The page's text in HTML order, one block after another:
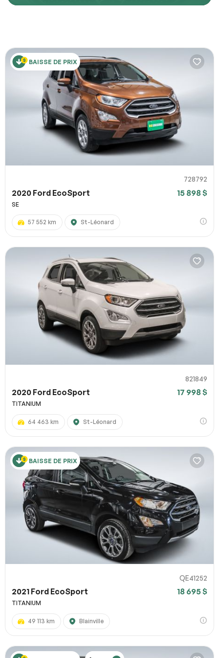
BAISSE DE PRIX
728792
2020 Ford EcoSport 15 898 $
SE
57 552 km St-Léonard
821849
2020 Ford EcoSport 17 998 $
TITANIUM
64 463 km St-Léonard
BAISSE DE PRIX
QE41252
2021 Ford EcoSport 18 695 $
TITANIUM
49 113 km Blainville
100% SÉCURITAIRE
Soumettre
URL de la page
URL de capture d`écran
Partagez un lien vers une capture d`écran ou une vidéo
illustrant le problème (facultatif). Vous pouvez importer
votre fichier sur des services comme Google Drive,
Dropbox, Imgur ou OneDrive et coller le lien ici.